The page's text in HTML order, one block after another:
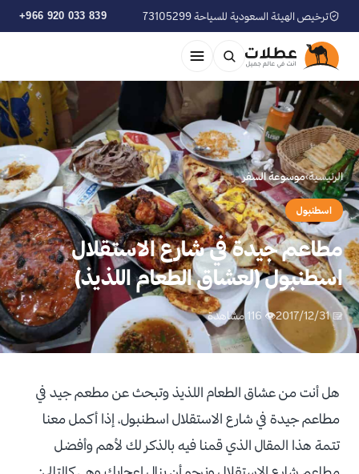
ترخيص الهيئة السعودية للسياحة 73105299 +966 920 033 839
الرئيسية›موسوعة السفر
اسطنبول
مطاعم جيدة في شارع الاستقلال
اسطنبول (لعشاق الطعام اللذيذ)
📅 2017/12/31 👁 116 مشاهدة
هل أنت من عشاق الطعام اللذيذ وتبحث عن مطعم جيد في
مطاعم جيدة في شارع الاستقلال اسطنبول، إذا أكمل معنا
تتمة هذا المقال الذي قمنا فيه بالذكر لك لأهم وأفضل